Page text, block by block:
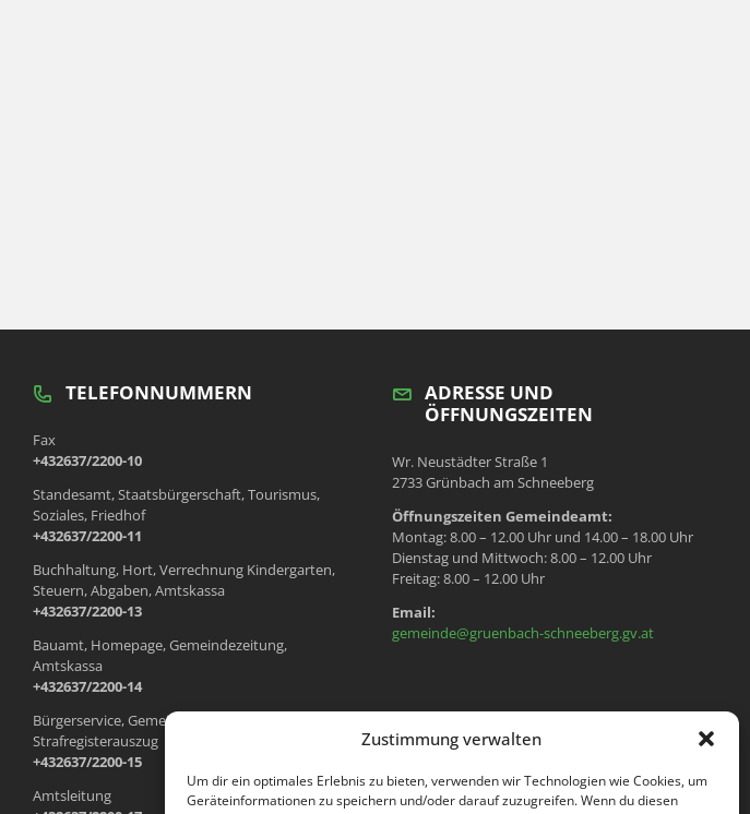
Zustimmung verwalten
Um dir ein optimales Erlebnis zu bieten, verwenden wir Technologien wie Cookies, um
Geräteinformationen zu speichern und/oder darauf zuzugreifen. Wenn du diesen
TELEFONNUMMERN
Fax
+432637/2200-10
Standesamt, Staatsbürgerschaft, Tourismus,
Soziales, Friedhof
+432637/2200-11
Buchhaltung, Hort, Verrechnung Kindergarten,
Steuern, Abgaben, Amtskassa
+432637/2200-13
Bauamt, Homepage, Gemeindezeitung,
Amtskassa
+432637/2200-14
Bürgerservice, Gemeindewohnungen, Meldeamt,
Strafregisterauszug
+432637/2200-15
Amtsleitung
ADRESSE UND
ÖFFNUNGSZEITEN
Wr. Neustädter Straße 1
2733 Grünbach am Schneeberg
Öffnungszeiten Gemeindeamt:
Montag: 8.00 – 12.00 Uhr und 14.00 – 18.00 Uhr
Dienstag und Mittwoch: 8.00 – 12.00 Uhr
Freitag: 8.00 – 12.00 Uhr
Email:
gemeinde@gruenbach-schneeberg.gv.at